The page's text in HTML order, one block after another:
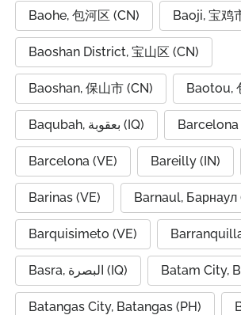
Baohe, 包河区 (CN) Baoji, 宝鸡
Baoshan District, 宝山区 (CN)
Baoshan, 保山市 (CN) Baotou,
Baqubah, بعقوبة (IQ) Barcelona
Barcelona (VE) Bareilly (IN)
Barinas (VE) Barnaul, Барнаул
Barquisimeto (VE)
Basra, البصرة (IQ) Batam City,
Batangas City, Batangas (PH)